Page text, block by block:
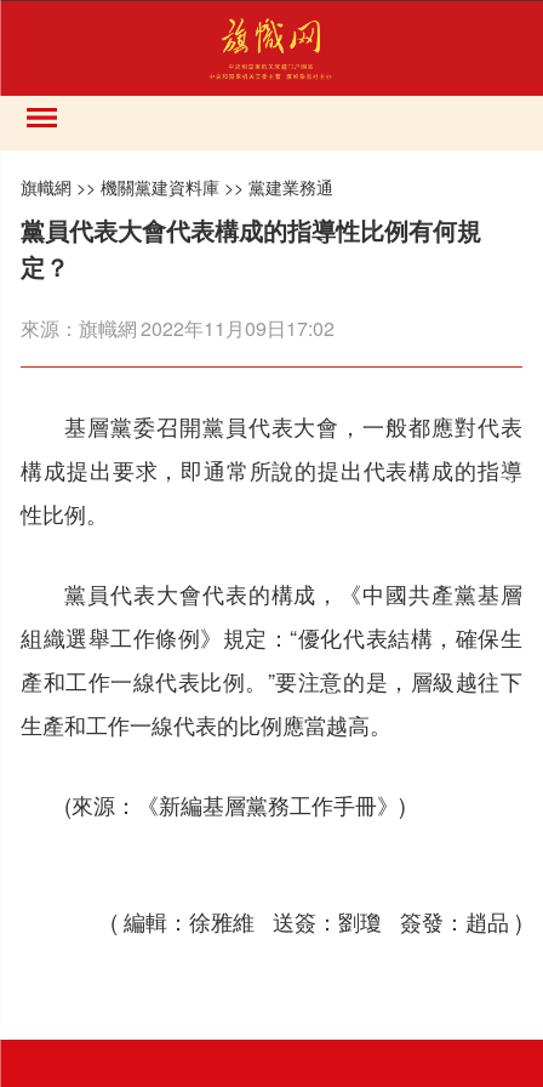
旗幟網 >>機關黨建資料庫 >>黨建業務通
黨員代表大會代表構成的指導性比例有何規
定？
來源：旗幟網2022年11月09日17:02
基層黨委召開黨員代表大會，一般都應對代表
構成提出要求，即通常所說的提出代表構成的指導
性比例。
黨員代表大會代表的構成，《中國共產黨基層
組織選舉工作條例》規定：“優化代表結構，確保生
產和工作一線代表比例。”要注意的是，層級越往下
生產和工作一線代表的比例應當越高。
(來源：《新編基層黨務工作手冊》)
( 編輯：徐雅維 送簽：劉瓊 簽發：趙品 )